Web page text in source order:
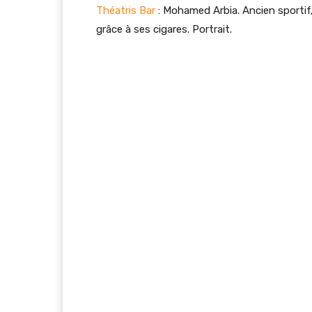
Théatris Bar : Mohamed Arbia. Ancien
grâce à ses cigares. Portrait.